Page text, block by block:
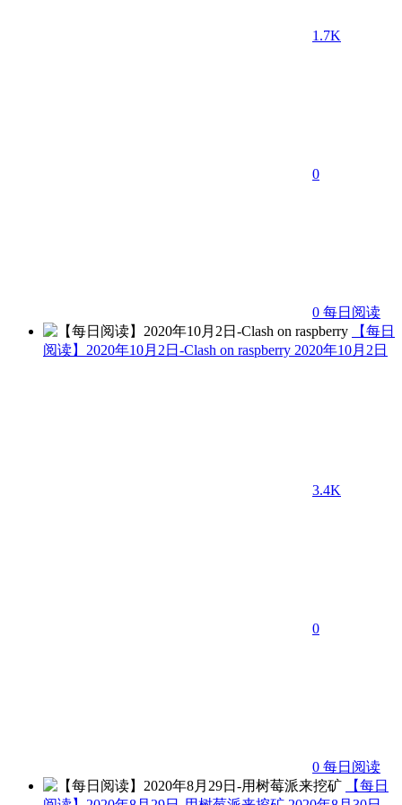
1.7K
0
0 每日阅读
【每日
阅读】2020年10月2日-Clash on raspberry 2020年10月2日
3.4K
0
0 每日阅读
【每日